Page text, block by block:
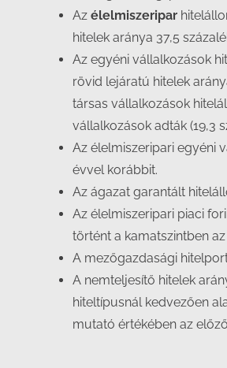
Az élelmiszeripar
hitelek aránya 37,5
Az egyéni vállalkozások
rövid lejáratú hitelek
társas vállalkozások
vállalkozások adták (19,3
Az élelmiszeripari egyéni
évvel korábbit.
Az ágazat garantált
Az élelmiszeripari piaci
történt a kamatszintben
A mezőgazdasági
A nemteljesítő hitelek
hiteltípusnál kedvezően
mutató értékében az